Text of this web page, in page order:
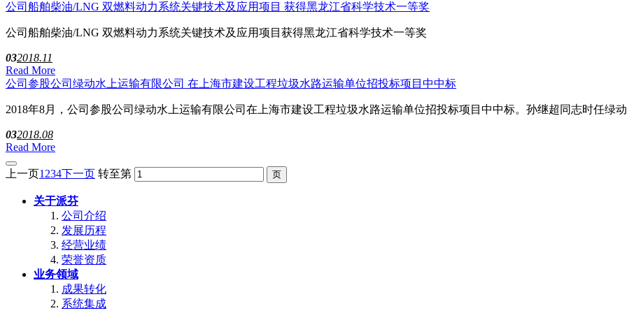
公司船舶柴油/LNG 双燃料动力系统关键技术及应用项目 获得黑龙江省科学技术一等奖
公司船舶柴油/LNG 双燃料动力系统关键技术及应用项目获得黑龙江省科学技术一等奖
032018.11
Read More
公司参股公司绿动水上运输有限公司 在上海市建设工程垃圾水路运输单位招投标项目中中标
2018年8月，公司参股公司绿动水上运输有限公司在上海市建设工程垃圾水路运输单位招投标项目中中标。孙继超同志时任绿动
032018.08
Read More
上一页1 234下一页 转至第
关于派芬
公司介绍
发展历程
经营业绩
荣誉资质
业务领域
成果转化
系统集成